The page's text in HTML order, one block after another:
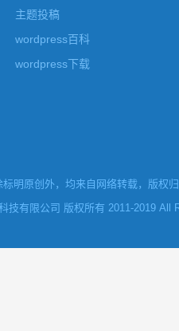
主题投稿
wordpress百科
wordpress下载
明原创外，均来自网络转载，版权
技有限公司 版权所有 2011-2019